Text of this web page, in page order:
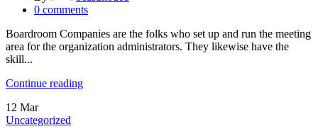
0 comments
Boardroom Companies are the folks who set up and run the meeting
area for the organization administrators. They likewise have the
skill...
Continue reading
12 Mar
Uncategorized